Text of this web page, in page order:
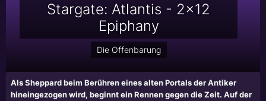
Stargate: Atlantis - 2x12
Epiphany
Die Offenbarung
Als Sheppard beim Berühren eines alten Portals der Antiker
hineingezogen wird, beginnt ein Rennen gegen die Zeit. Auf der